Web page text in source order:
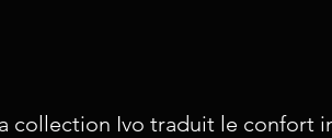
collection Ivo traduit le confort